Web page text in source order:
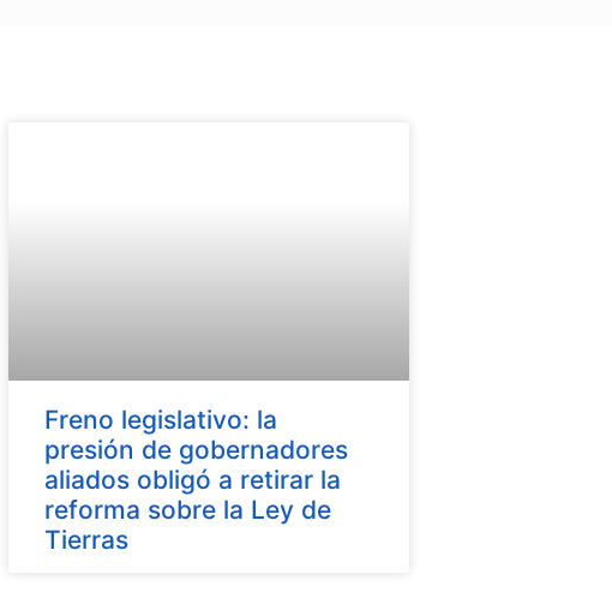
Freno legislativo: la
presión de gobernadores
aliados obligó a retirar la
reforma sobre la Ley de
Tierras